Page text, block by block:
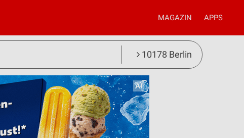
MAGAZIN APPS
10178 Berlin